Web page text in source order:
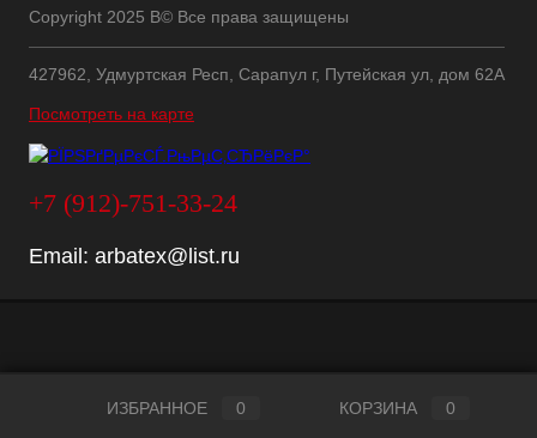
Copyright 2025 В© Все права защищены
427962, Удмуртская Респ, Сарапул г, Путейская ул, дом 62А
Посмотреть на карте
+7 (912)-751-33-24
Email: arbatex@list.ru
ИЗБРАННОЕ 0 КОРЗИНА 0